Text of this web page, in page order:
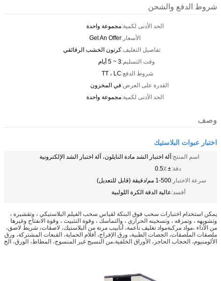
شروط الدفع والشحن
الحد الأدنى لكمية:مجموعة واحدة
الأسعار:Get An Offer
تفاصيل التغليف:كرتون الخشب الرقائقي
وقت التسليم:3 ~ 5 أيام
شروط الدفع:TT ، LC
القدرة على العرض:في المخزون
الحد الأدنى لكمية:مجموعة واحدة
وصف
اختبار عبوات البلاستيك
اسم المنتج:آلة اختبار الشد مادة النايلون، آلة اختبار الشد الإلكترونية
دقة:± 0.5٪
سرعة الاختبار:1-500 مم/دقيقة (قابل للتعديل)
أفسد:عالية الدقة الكرة اللولبية
يمكن استخدام اختبارات سحب فوق البنكة لقياس سحب الفيلم البلاستيكي ، وتقشيره ،
وتشويهه ، وتمزقه ، وتسخينه الحراري ، والتماسك ، وقوة التثبيت ، وقوة الانفتاح وغيرها
من الأداء ،مواد مركبةمواد تغليف ناعمة، أنابيب مرنة من البلاستيك، لاصقات، شريط لاصق،
ملصقات الملصقات، الجصات الطبية، ورق الإفراج، أفلام الحماية، القبعات المشتركة، ورق
الألومنيوم، الحجاب الحاجز، الأوراق الخلفية،من النسيج غير المنسوج، المطاط، الورق، الخ